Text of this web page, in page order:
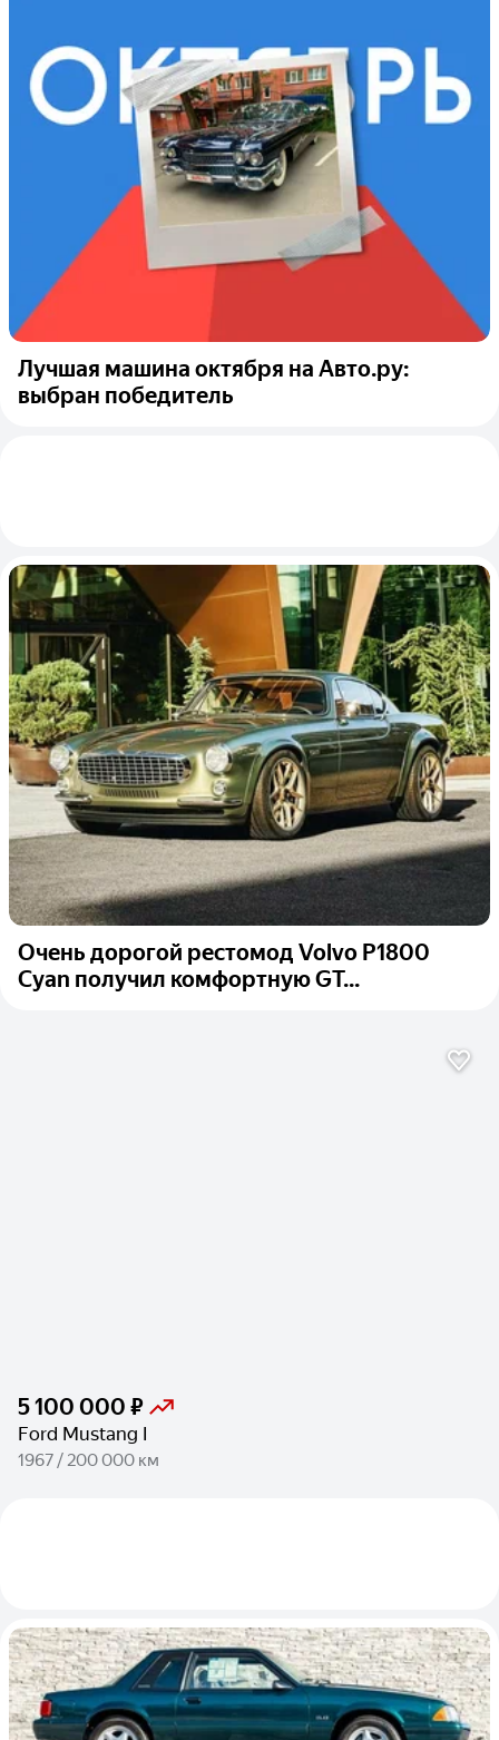
Лучшая машина октября на Авто.ру:
выбран победитель
Очень дорогой рестомод Volvo P1800
Cyan получил комфортную GT...
5 100 000 ₽
Ford Mustang I
1967 / 200 000 км